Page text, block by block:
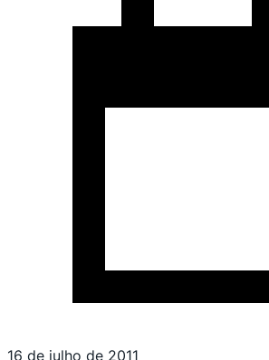
16 de julho de 2011